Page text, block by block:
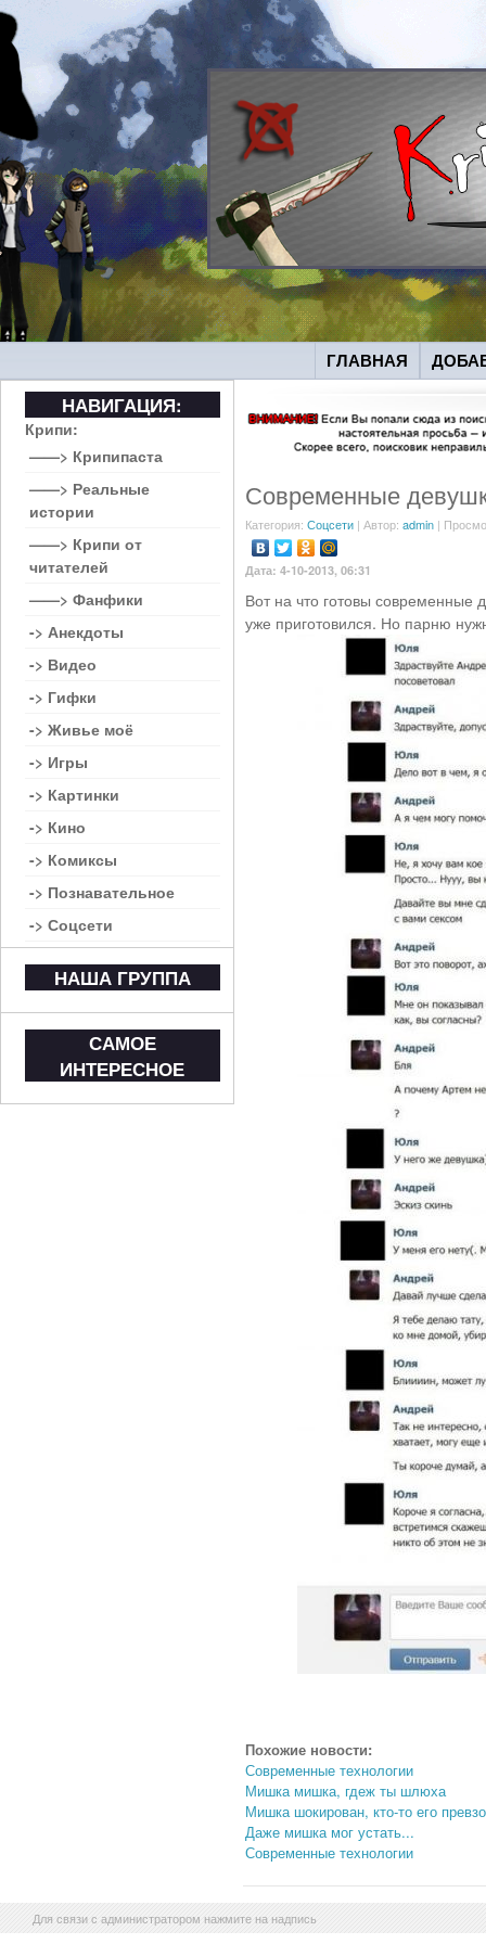
ГЛАВНАЯ
Современные
Категория: Соцсети | Автор: admin |
Дата: 4-10-2013, 06:31
Вот на что готовы современные
уже приготовился. Но парню
Похожие новости:
Современные технологии
Мишка мишка, гдеж ты шлюха
Мишка шокирован, кто-то его
Даже мишка мог устать...
Современные технологии
НАВИГАЦИЯ:
Крипи:
——> Крипипаста
——> Реальные
истории
——> Крипи от
читателей
——> Фанфики
-> Анекдоты
-> Видео
-> Гифки
-> Живье моё
-> Игры
-> Картинки
-> Кино
-> Комиксы
-> Познавательное
-> Соцсети
НАША ГРУППА
САМОЕ
ИНТЕРЕСНОЕ
Для связи с администратором нажмите на надпись